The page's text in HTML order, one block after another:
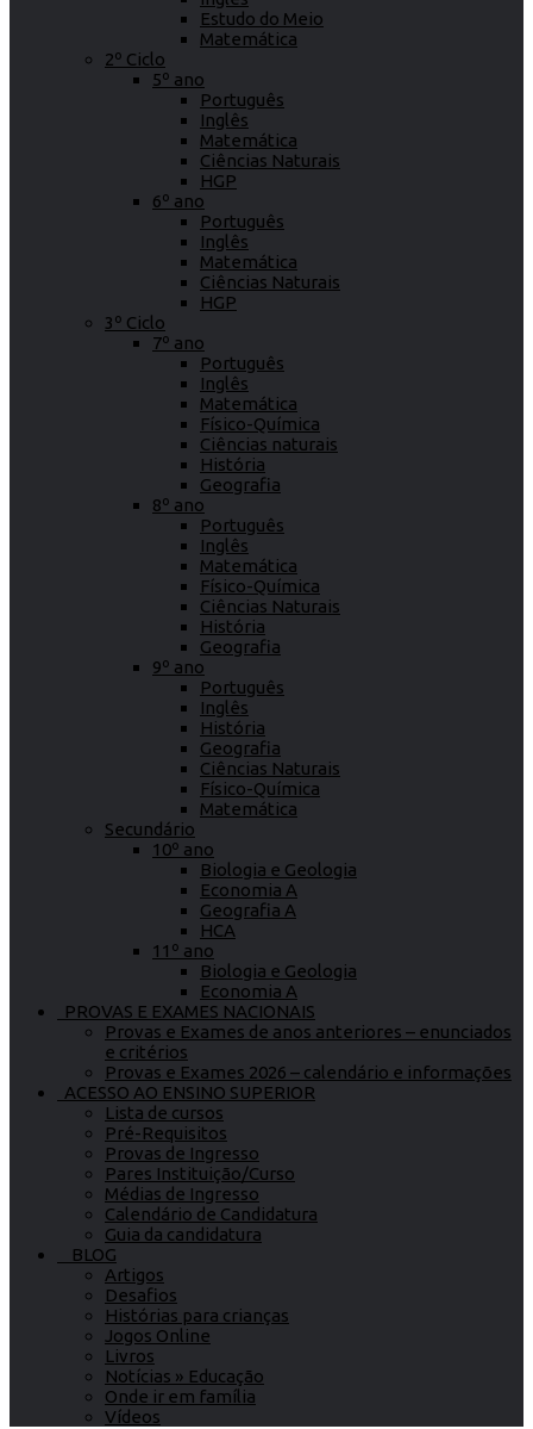
Estudo do Meio
Matemática
2º Ciclo
5º ano
Português
Inglês
Matemática
Ciências Naturais
HGP
6º ano
Português
Inglês
Matemática
Ciências Naturais
HGP
3º Ciclo
7º ano
Português
Inglês
Matemática
Físico-Química
Ciências naturais
História
Geografia
8º ano
Português
Inglês
Matemática
Físico-Química
Ciências Naturais
História
Geografia
9º ano
Português
Inglês
História
Geografia
Ciências Naturais
Físico-Química
Matemática
Secundário
10º ano
Biologia e Geologia
Economia A
Geografia A
HCA
11º ano
Biologia e Geologia
Economia A
PROVAS E EXAMES NACIONAIS
Provas e Exames de anos anteriores – enunciados
e critérios
Provas e Exames 2026 – calendário e informações
ACESSO AO ENSINO SUPERIOR
Lista de cursos
Pré-Requisitos
Provas de Ingresso
Pares Instituição/Curso
Médias de Ingresso
Calendário de Candidatura
Guia da candidatura
BLOG
Artigos
Desafios
Histórias para crianças
Jogos Online
Livros
Notícias » Educação
Onde ir em família
Vídeos